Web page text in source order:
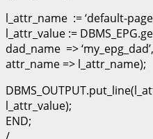
l_attr_name := ‘default-
l_attr_value :=
dad_name => ‘my_epg_dad’,
attr_name => l_attr_name);
l_attr_value);
END;